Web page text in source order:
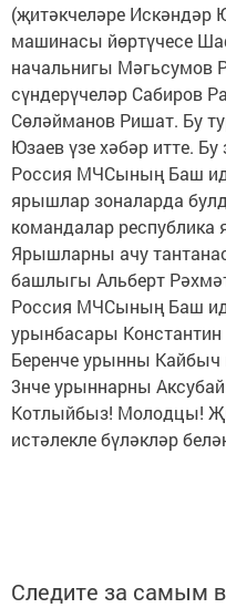
(җитәкчеләре Искәндәр
машинасы йөртүчесе
начальнигы Мәгьсумов
сүндерүчеләр Сабиров
Сөләйманов Ришат. Бу
Юзаев үзе хәбәр итте.
Россия МЧСының Баш
ярышлар зоналарда
командалар
Ярышларны ачу
башлыгы Альберт
Россия МЧСының Баш
урынбасары
Беренче урынны
3нче урыннарны
Котлыйбыз! Молодцы!
истәлекле бүләкләр
Следите за самым